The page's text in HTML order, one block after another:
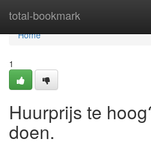
total-bookmark
Home
Home
1
Huurprijs te
doen.